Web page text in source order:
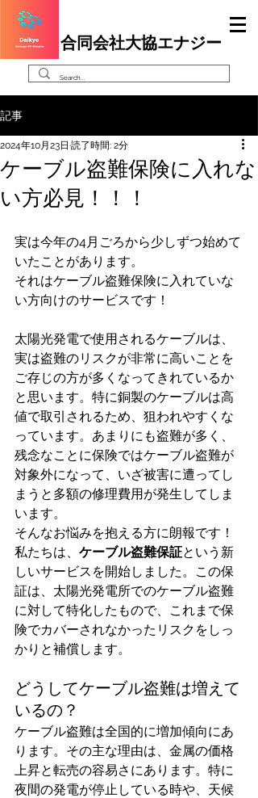
合同会社大協エナジー
記事
ケーブル盗難保険に入れな
い方必見！！！
2024年10月23日 読了時間: 2分
実は今年の4月ごろから少しずつ始めて
いたことがあります。
それはケーブル盗難保険に入れていな
い方向けのサービスです！
太陽光発電で使用されるケーブルは、
実は盗難のリスクが非常に高いことを
ご存じの方が多くなってきれているか
と思います。特に銅製のケーブルは高
値で取引されるため、狙われやすくな
っています。あまりにも盗難が多く、
残念なことに保険ではケーブル盗難が
対象外になって、いざ被害に遭ってし
まうと多額の修理費用が発生してしま
います。
そんなお悩みを抱える方に朗報です！
私たちは、 ケーブル盗難保証という新
しいサービスを開始しました。この保
証は、太陽光発電所でのケーブル盗難
に対して特化したもので、これまで保
険でカバーされなかったリスクをしっ
かりと補償します。
どうしてケーブル盗難は増えて
いるの？
ケーブル盗難は全国的に増加傾向にあ
ります。その主な理由は、金属の価格
上昇と転売の容易さにあります。特に
夜間の発電が停止している時や、天候